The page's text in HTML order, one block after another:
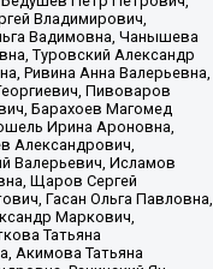
Владимирович,
Вадимовна, Чанышева
Туровский Александр
Ривина Анна Валерьевна,
Пивоваров
Барахоев Магомед
Ирина Ароновна,
Александрович,
Валерьевич, Исламов
Щаров Сергей
Гасан Ольга Павловна,
Маркович,
Татьяна
Акимова Татьяна